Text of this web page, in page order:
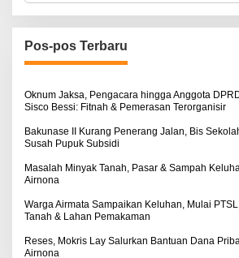
r
i
u
n
u
:
Pos-pos Terbaru
Oknum Jaksa, Pengacara hingga Anggota
Sisco Bessi: Fitnah & Pemerasan Terorganisir
Bakunase II Kurang Penerang Jalan, Bis
Susah Pupuk Subsidi
Masalah Minyak Tanah, Pasar & Sampah
Airnona
Warga Airmata Sampaikan Keluhan, Mulai
Tanah & Lahan Pemakaman
Reses, Mokris Lay Salurkan Bantuan Dana
Airnona